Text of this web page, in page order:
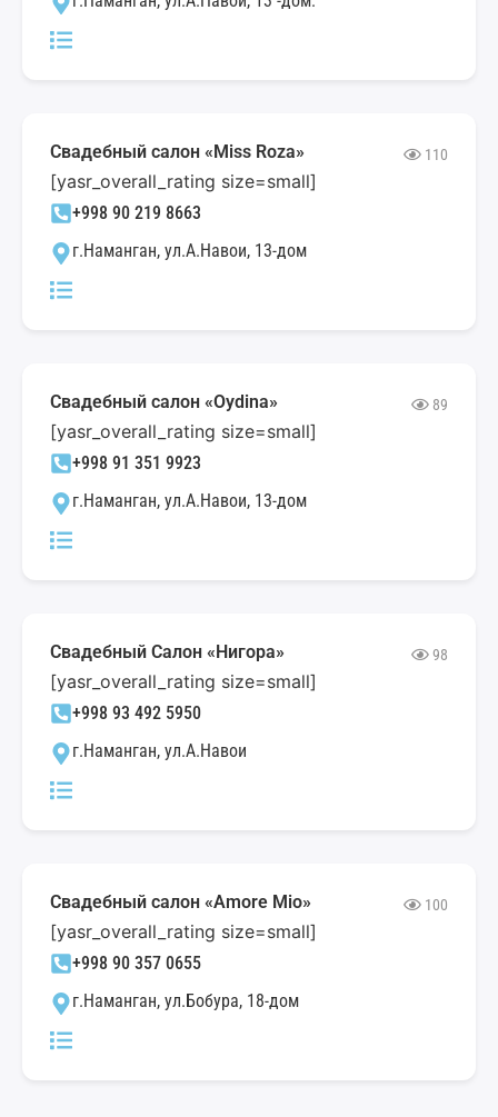
Свадебный салон «Miss Roza» 110
[yasr_overall_rating size=small]
+998 90 219 8663
г.Наманган, ул.А.Навои, 13-дом
Свадебный салон «Oydina» 89
[yasr_overall_rating size=small]
+998 91 351 9923
г.Наманган, ул.А.Навои, 13-дом
Свадебный Салон «Нигора» 98
[yasr_overall_rating size=small]
+998 93 492 5950
г.Наманган, ул.А.Навои
Свадебный салон «Amore Mio» 100
[yasr_overall_rating size=small]
+998 90 357 0655
г.Наманган, ул.Бобура, 18-дом